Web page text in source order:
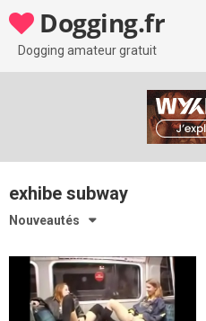
to
content
Dogging.fr
Dogging amateur gratuit
exhibe subway
Nouveautés